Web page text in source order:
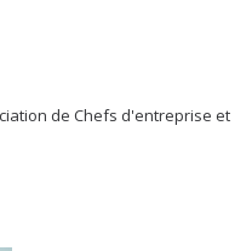
de Chefs d'entreprise et